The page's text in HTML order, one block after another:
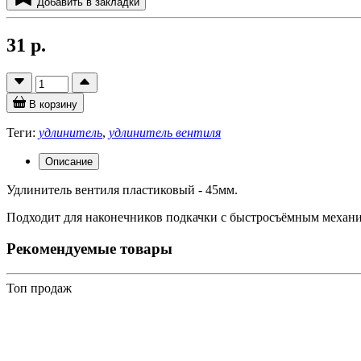
31 р.
В корзину
Теги: удлинитель, удлинитель вентиля
Описание
Удлинитель вентиля пластиковый - 45мм.
Подходит для наконечников подкачки с быстросъёмным
Рекомендуемые товары
Топ продаж